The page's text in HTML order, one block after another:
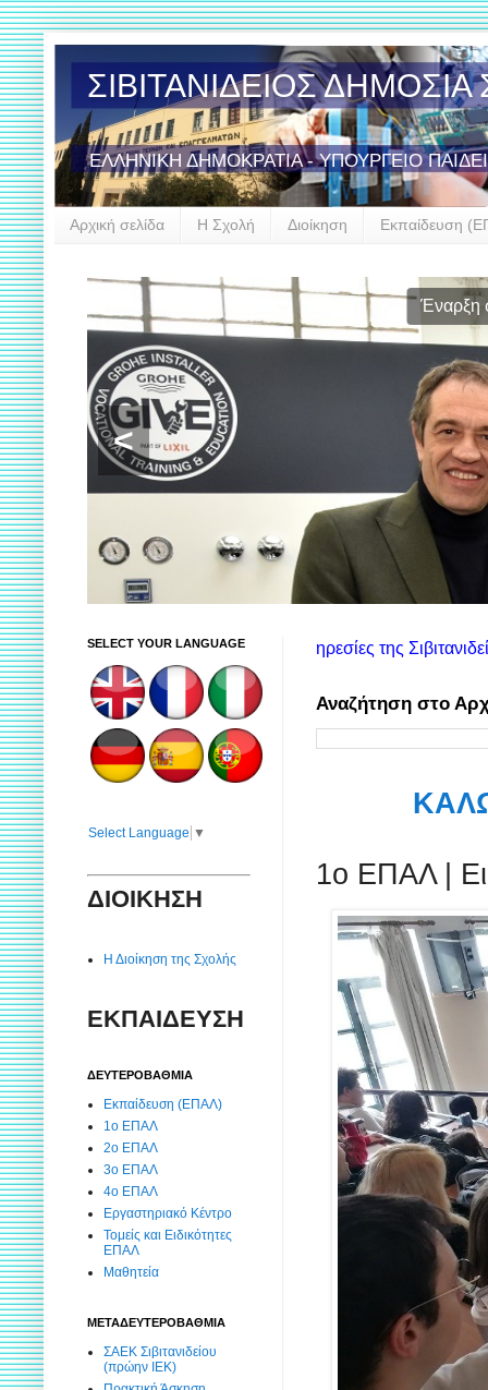
ΣΙΒΙΤΑΝΙΔΕΙΟΣ
ΕΛΛΗΝΙΚΗ ΔΗΜΟΚΡΑΤΙΑ - ΥΠΟΥΡΓΕΙΟ
Αρχική σελίδα Η Σχολή Διοίκηση Εκπαίδευση
Έναρξη
<
για τις υπηρεσίες της Σιβιτανιδείου. Στη
Αναζήτηση στο
1ο ΕΠΑΛ |
SELECT YOUR LANGUAGE
Select Language ▼
ΔΙΟΙΚΗΣΗ
Η Διοίκηση της Σχολής
ΕΚΠΑΙΔΕΥΣΗ
ΔΕΥΤΕΡΟΒΑΘΜΙΑ
Εκπαίδευση (ΕΠΑΛ)
1ο ΕΠΑΛ
2ο ΕΠΑΛ
3ο ΕΠΑΛ
4ο ΕΠΑΛ
Εργαστηριακό Κέντρο
Τομείς και Ειδικότητες
ΕΠΑΛ
Μαθητεία
ΜΕΤΑΔΕΥΤΕΡΟΒΑΘΜΙΑ
ΣΑΕΚ Σιβιτανιδείου
(πρώην ΙΕΚ)